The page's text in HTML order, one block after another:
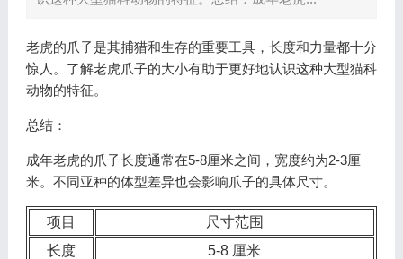
老虎的爪子是其捕猎和生存的重要工具，长度和力量都十分
惊人。了解老虎爪子的大小有助于更好地认识这种大型猫科
动物的特征。
总结：
成年老虎的爪子长度通常在5-8厘米之间，宽度约为2-3厘
米。不同亚种的体型差异也会影响爪子的具体尺寸。
项目
尺寸范围
长度
5-8 厘米